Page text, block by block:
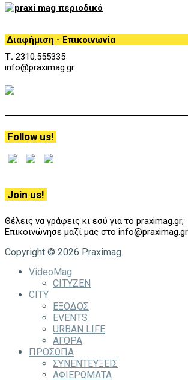
Διαφήμιση - Επικοινωνία
Τ. 2310.555335
info@praximag.gr
Follow us!
Join us!
Θέλεις να γράφεις κι εσύ για το praximag.gr;
Επικοινώνησε μαζί μας στο info@praximag.gr
Copyright © 2026 Praximag.
VideoMag
CITYZEN
CITY
ΕΞΟΔΟΣ
EVENTS
URBAN LIFE
ΑΓΟΡΑ
ΠΡΟΣΩΠΑ
ΣΥΝΕΝΤΕΥΞΕΙΣ
ΑΦΙΕΡΩΜΑΤΑ